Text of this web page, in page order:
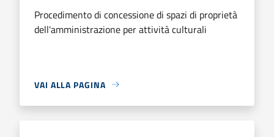
Procedimento di concessione di spazi di proprietà
dell'amministrazione per attività culturali
VAI ALLA PAGINA